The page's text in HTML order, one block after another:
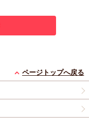
ページトップへ戻る